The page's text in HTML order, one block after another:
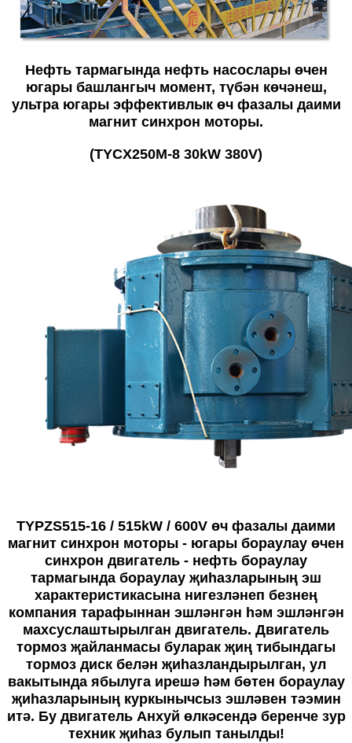
Нефть тармагында нефть насослары өчен
югары башлангыч момент, түбән көчәнеш,
ультра югары эффективлык өч фазалы даими
магнит синхрон моторы.
(TYCX250M-8 30kW 380V)
TYPZS515-16 / 515kW / 600V өч фазалы даими
магнит синхрон моторы - югары бораулау өчен
синхрон двигатель - нефть бораулау
тармагында бораулау җиһазларының эш
характеристикасына нигезләнеп безнең
компания тарафыннан эшләнгән һәм эшләнгән
махсуслаштырылган двигатель. Двигатель
тормоз җайланмасы буларак җиң тибындагы
тормоз диск белән җиһазландырылган, ул
вакытында ябылуга ирешә һәм бөтен бораулау
җиһазларының куркынычсыз эшләвен тәэмин
итә. Бу двигатель Анхуй өлкәсендә беренче зур
техник җиһаз булып танылды!